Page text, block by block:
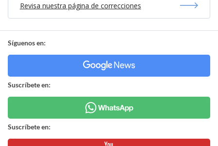
Revisa nuestra página de correcciones
Síguenos en:
Suscríbete en:
Suscríbete en: